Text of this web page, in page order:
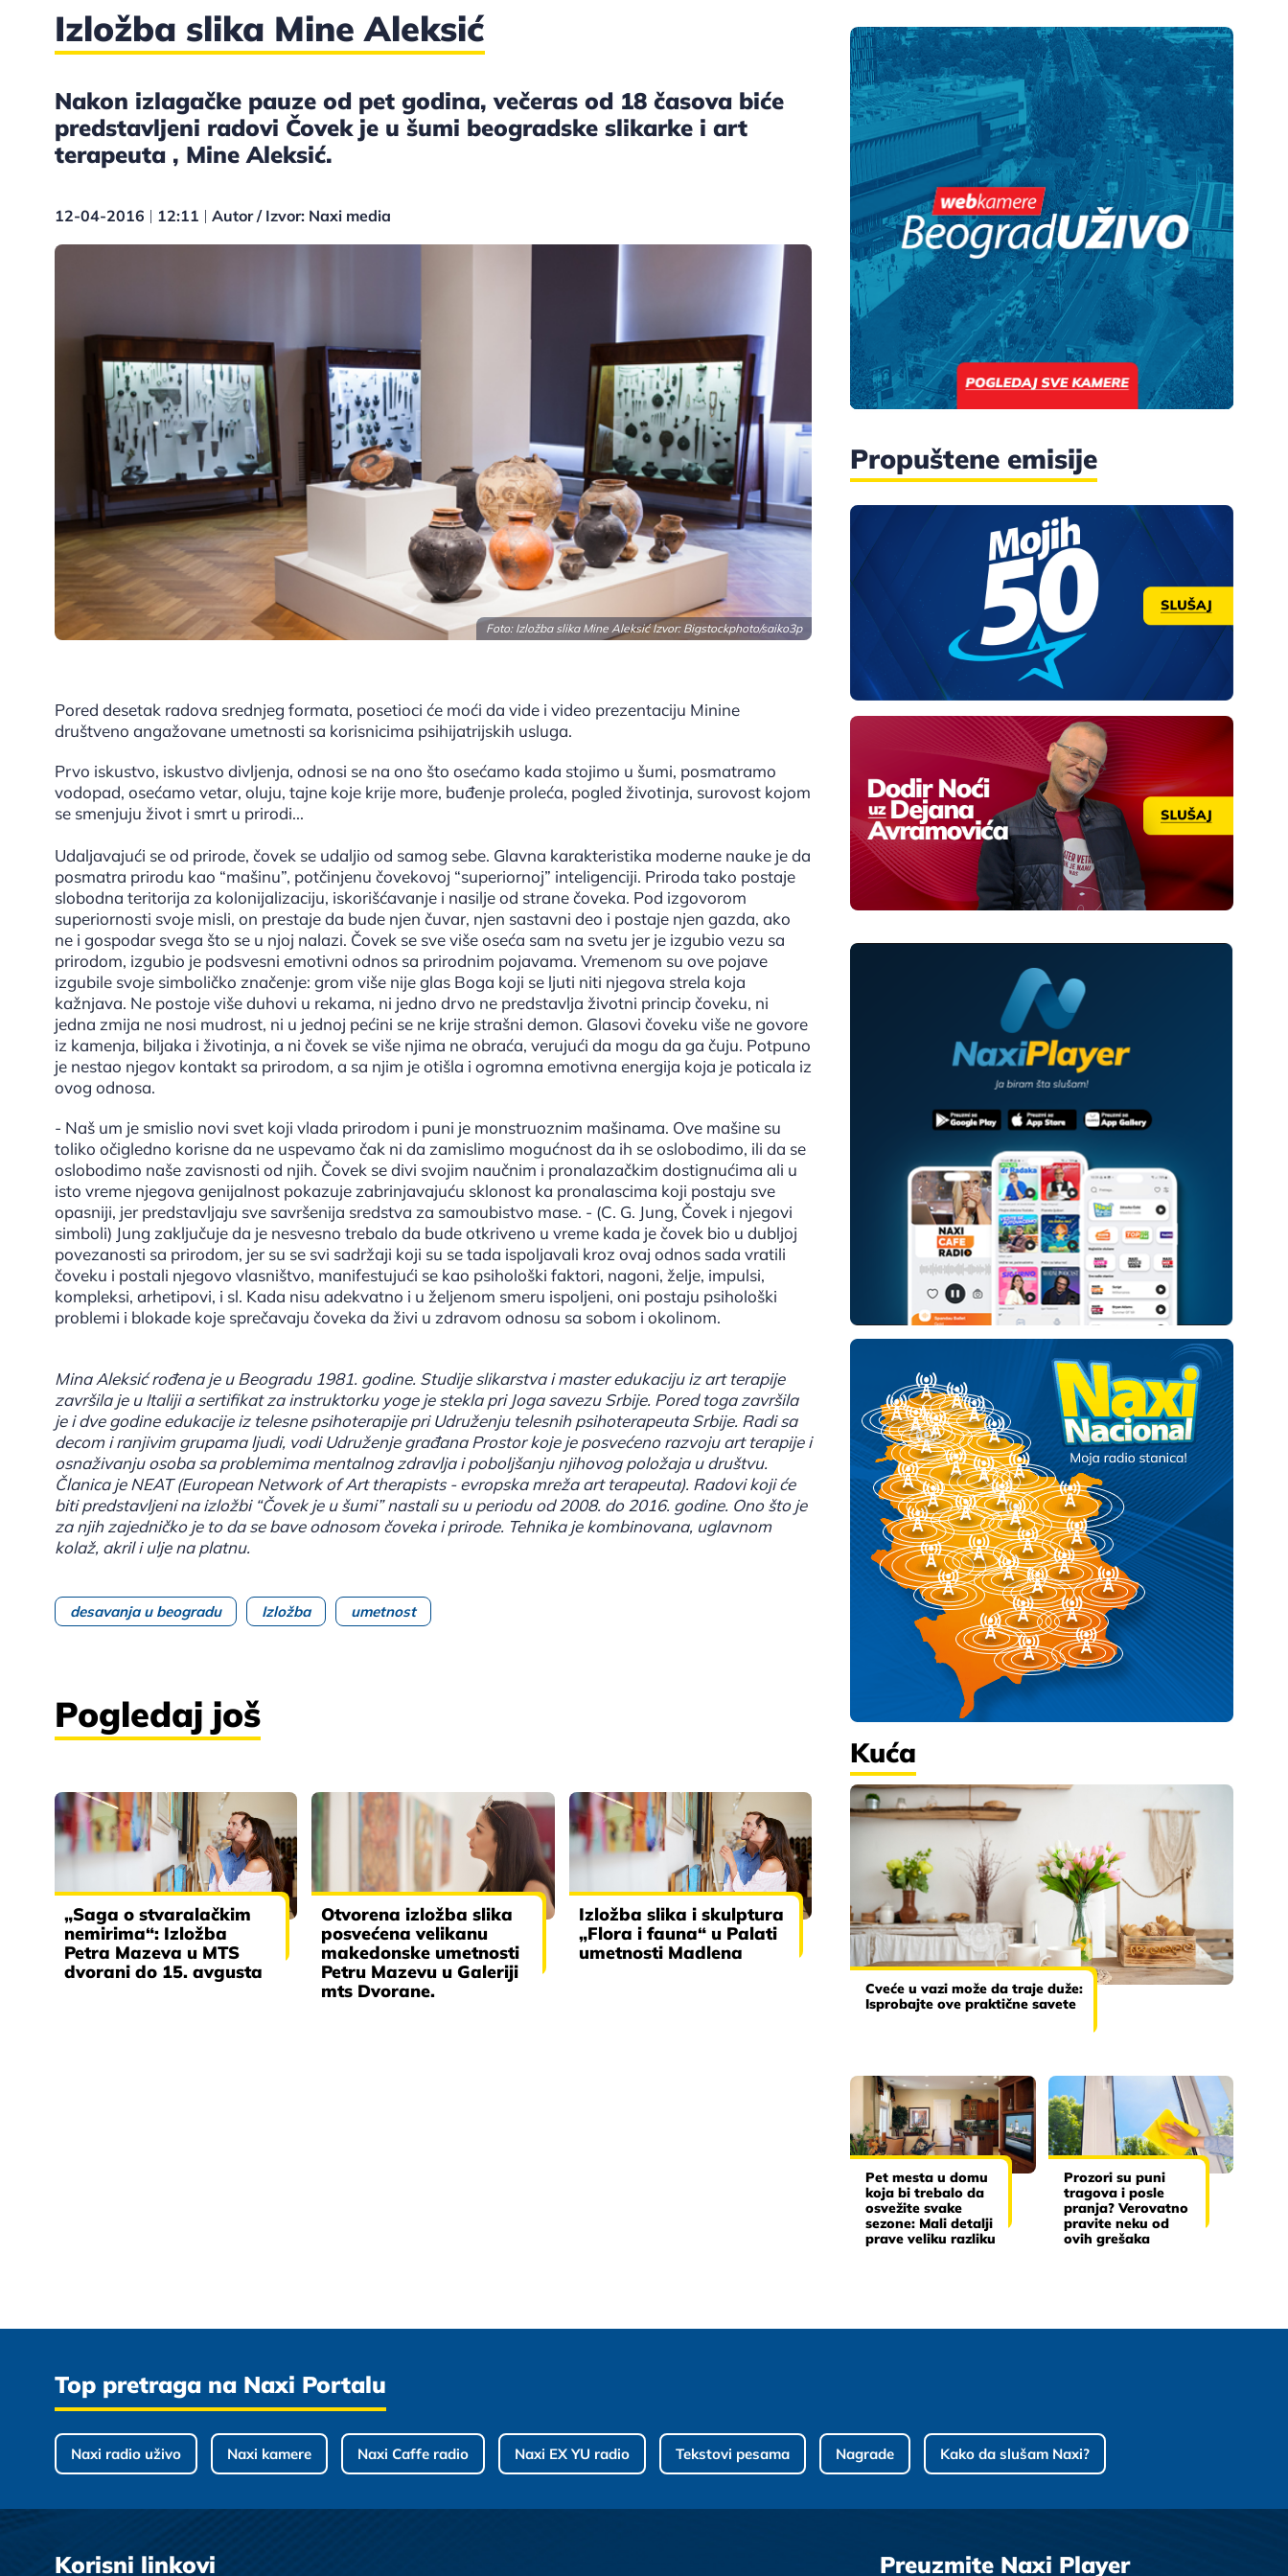
Izložba slika Mine Aleksić
Nakon izlagačke pauze od pet godina, večeras od 18 časova biće
predstavljeni radovi Čovek je u šumi beogradske slikarke i art
terapeuta , Mine Aleksić.
12-04-2016 12:11 Autor / Izvor: Naxi media
Foto: Izložba slika Mine Aleksić Izvor: Bigstockphoto/saiko3p
Pored desetak radova srednjeg formata, posetioci će moći da vide i video prezentaciju Minine
društveno angažovane umetnosti sa korisnicima psihijatrijskih usluga.
Prvo iskustvo, iskustvo divljenja, odnosi se na ono što osećamo kada stojimo u šumi, posmatramo
vodopad, osećamo vetar, oluju, tajne koje krije more, buđenje proleća, pogled životinja, surovost kojom
se smenjuju život i smrt u prirodi...
Udaljavajući se od prirode, čovek se udaljio od samog sebe. Glavna karakteristika moderne nauke je da
posmatra prirodu kao “mašinu”, potčinjenu čovekovoj “superiornoj” inteligenciji. Priroda tako postaje
slobodna teritorija za kolonijalizaciju, iskorišćavanje i nasilje od strane čoveka. Pod izgovorom
superiornosti svoje misli, on prestaje da bude njen čuvar, njen sastavni deo i postaje njen gazda, ako
ne i gospodar svega što se u njoj nalazi. Čovek se sve više oseća sam na svetu jer je izgubio vezu sa
prirodom, izgubio je podsvesni emotivni odnos sa prirodnim pojavama. Vremenom su ove pojave
izgubile svoje simboličko značenje: grom više nije glas Boga koji se ljuti niti njegova strela koja
kažnjava. Ne postoje više duhovi u rekama, ni jedno drvo ne predstavlja životni princip čoveku, ni
jedna zmija ne nosi mudrost, ni u jednoj pećini se ne krije strašni demon. Glasovi čoveku više ne govore
iz kamenja, biljaka i životinja, a ni čovek se više njima ne obraća, verujući da mogu da ga čuju. Potpuno
je nestao njegov kontakt sa prirodom, a sa njim je otišla i ogromna emotivna energija koja je poticala iz
ovog odnosa.
- Naš um je smislio novi svet koji vlada prirodom i puni je monstruoznim mašinama. Ove mašine su
toliko očigledno korisne da ne uspevamo čak ni da zamislimo mogućnost da ih se oslobodimo, ili da se
oslobodimo naše zavisnosti od njih. Čovek se divi svojim naučnim i pronalazačkim dostignućima ali u
isto vreme njegova genijalnost pokazuje zabrinjavajuću sklonost ka pronalascima koji postaju sve
opasniji, jer predstavljaju sve savršenija sredstva za samoubistvo mase. - (C. G. Jung, Čovek i njegovi
simboli) Jung zaključuje da je nesvesno trebalo da bude otkriveno u vreme kada je čovek bio u dubljoj
povezanosti sa prirodom, jer su se svi sadržaji koji su se tada ispoljavali kroz ovaj odnos sada vratili
čoveku i postali njegovo vlasništvo, manifestujući se kao psihološki faktori, nagoni, želje, impulsi,
kompleksi, arhetipovi, i sl. Kada nisu adekvatno i u željenom smeru ispoljeni, oni postaju psihološki
problemi i blokade koje sprečavaju čoveka da živi u zdravom odnosu sa sobom i okolinom.
Mina Aleksić rođena je u Beogradu 1981. godine. Studije slikarstva i master edukaciju iz art terapije
završila je u Italiji a sertifikat za instruktorku yoge je stekla pri Joga savezu Srbije. Pored toga završila
je i dve godine edukacije iz telesne psihoterapije pri Udruženju telesnih psihoterapeuta Srbije. Radi sa
decom i ranjivim grupama ljudi, vodi Udruženje građana Prostor koje je posvećeno razvoju art terapije i
osnaživanju osoba sa problemima mentalnog zdravlja i poboljšanju njihovog položaja u društvu.
Članica je NEAT (European Network of Art therapists - evropska mreža art terapeuta). Radovi koji će
biti predstavljeni na izložbi “Čovek je u šumi” nastali su u periodu od 2008. do 2016. godine. Ono što je
za njih zajedničko je to da se bave odnosom čoveka i prirode. Tehnika je kombinovana, uglavnom
kolaž, akril i ulje na platnu.
desavanja u beogradu Izložba umetnost
Pogledaj još
„Saga o stvaralačkim
nemirima“: Izložba
Petra Mazeva u MTS
dvorani do 15. avgusta
Otvorena izložba slika
posvećena velikanu
makedonske umetnosti
Petru Mazevu u Galeriji
mts Dvorane.
Izložba slika i skulptura
„Flora i fauna“ u Palati
umetnosti Madlena
Propuštene emisije
Kuća
Cveće u vazi može da traje duže:
Isprobajte ove praktične savete
Pet mesta u domu
koja bi trebalo da
osvežite svake
sezone: Mali detalji
prave veliku razliku
Prozori su puni
tragova i posle
pranja? Verovatno
pravite neku od
ovih grešaka
Top pretraga na Naxi Portalu
Naxi radio uživo Naxi kamere Naxi Caffe radio Naxi EX YU radio Tekstovi pesama Nagrade Kako da slušam Naxi?
Korisni linkovi Preuzmite Naxi Player